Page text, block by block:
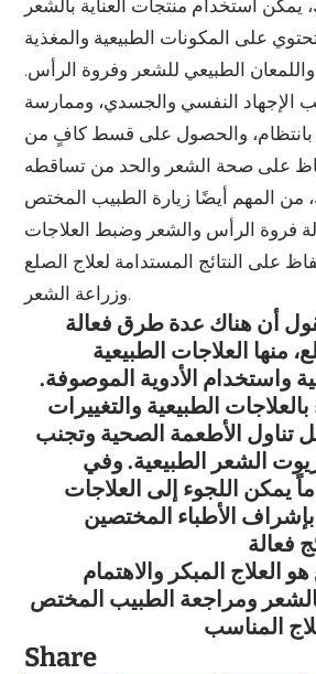
يمكن استخدام منتجات العناية بالشعر
على المكونات الطبيعية والمغذية
الطبيعي للشعر وفروة الرأس.
الإجهاد النفسي والجسدي، وممارسة
بانتظام، والحصول على قسط كافٍ من
من المهم أيضًا زيارة الطبيب المختص
فروة الرأس والشعر وضبط العلاجات
على النتائج المستدامة لعلاج الصلع
وزراعة الشعر.
أن هناك عدة طرق فعالة
منها العلاجات الطبيعية
واستخدام الأدوية الموصوفة.
الطبيعية والتغييرات
تناول الأطعمة الصحية وتجنب
الشعر الطبيعية. وفي
يمكن اللجوء إلى العلاجات
بإشراف الأطباء المختصين
العلاج المبكر والاهتمام
بالشعر ومراجعة الطبيب المختص
Share